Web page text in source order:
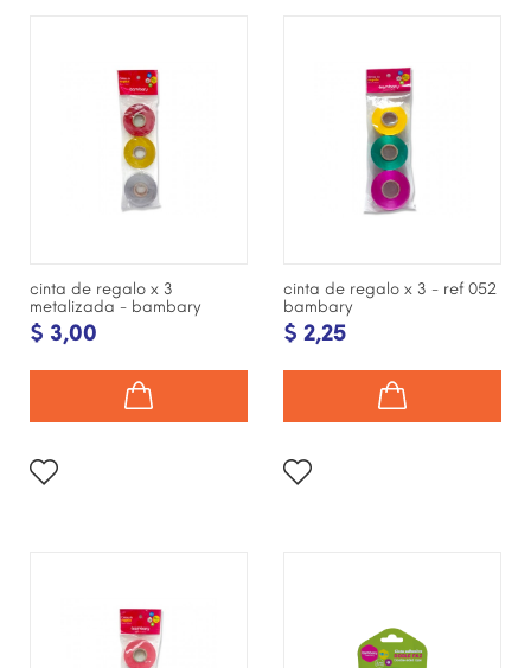
cinta de regalo x 3
metalizada - bambary
$ 3,00
cinta de regalo x 3 - ref 052
bambary
$ 2,25